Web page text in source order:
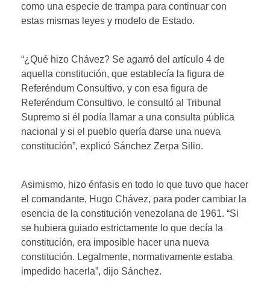
como una especie de trampa para continuar con
estas mismas leyes y modelo de Estado.
“¿Qué hizo Chávez? Se agarró del artículo 4 de
aquella constitución, que establecía la figura de
Referéndum Consultivo, y con esa figura de
Referéndum Consultivo, le consultó al Tribunal
Supremo si él podía llamar a una consulta pública
nacional y si el pueblo quería darse una nueva
constitución”, explicó Sánchez Zerpa Silio.
Asimismo, hizo énfasis en todo lo que tuvo que hacer
el comandante, Hugo Chávez, para poder cambiar la
esencia de la constitución venezolana de 1961. “Si
se hubiera guiado estrictamente lo que decía la
constitución, era imposible hacer una nueva
constitución. Legalmente, normativamente estaba
impedido hacerla”, dijo Sánchez.